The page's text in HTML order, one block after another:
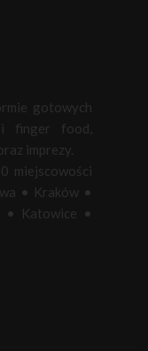
gotowych
finger food,
imprezy.
miejscowości
• Kraków •
• Katowice •